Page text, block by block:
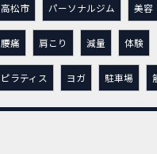
高松市 パーソナルジム 美容
腰痛 肩こり 減量 体験
ピラティス ヨガ 駐車場